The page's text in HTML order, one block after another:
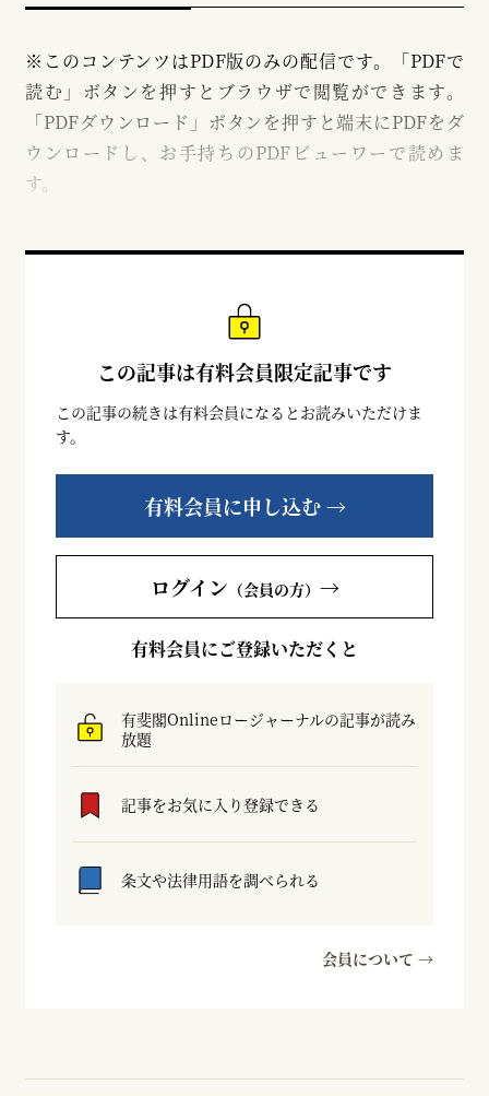
※このコンテンツはPDF版のみの配信です。「PDFで
読む」ボタンを押すとブラウザで閲覧ができます。
「PDFダウンロード」ボタンを押すと端末にPDFをダ
ウンロードし、お手持ちのPDFビューワーで読めま
す。
この記事は有料会員限定記事です
この記事の続きは有料会員になるとお読みいただけま
す。
有料会員に申し込む →
ログイン （会員の方） →
有料会員にご登録いただくと
有斐閣Onlineロージャーナルの記事が読み
放題
記事をお気に入り登録できる
条文や法律用語を調べられる
会員について →